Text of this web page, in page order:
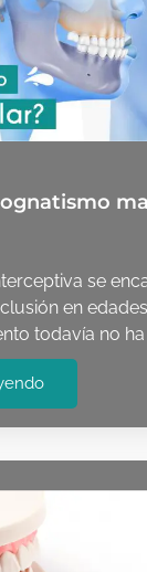
se
en
todavía no